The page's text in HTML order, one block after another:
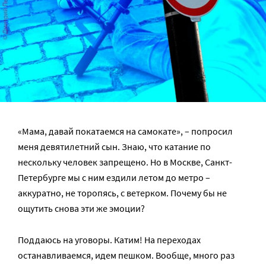
«Мама, давай покатаемся на самокате», – попросил
меня девятилетний сын. Знаю, что катание по
нескольку человек запрещено. Но в Москве, Санкт-
Петербурге мы с ним ездили летом до метро –
аккуратно, не торопясь, с ветерком. Почему бы не
ощутить снова эти же эмоции?
Поддаюсь на уговоры. Катим! На переходах
останавливаемся, идем пешком. Вообще, много раз